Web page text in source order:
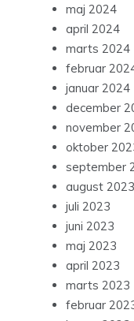
maj 2024
april 2024
marts 2024
februar
januar 2024
december
november
oktober
september
august 2023
juli 2023
juni 2023
maj 2023
april 2023
marts 2023
februar